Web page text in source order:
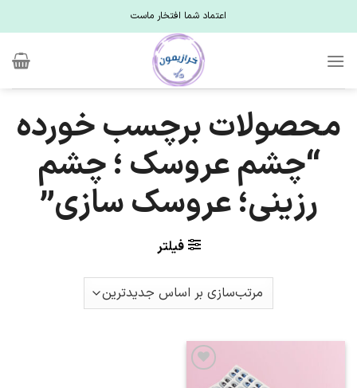
to
اعتماد شما افتخار ماست
محصولات برچسب خورده
“چشم عروسک ؛ چشم
رزینی؛ عروسک سازی”
فیلتر